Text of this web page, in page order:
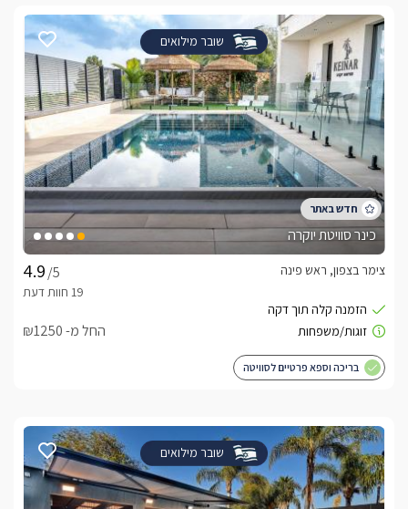
שובר מילואים
כינר סוויטת יוקרה
/5
צימר בצפון, ראש פינה
החל מ- ₪1250
בריכה וספא פרטיים לסוויטה
שובר מילואים